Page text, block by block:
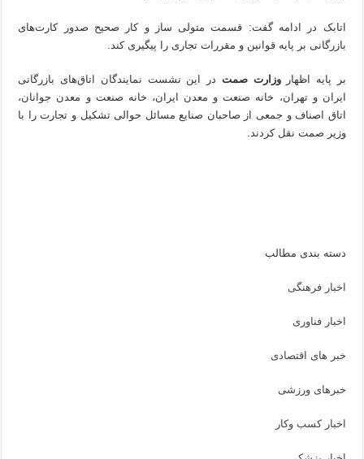
اتابک در ادامه گفت: قسمت متولی ساز و کار صحیح صدور کارت‌های
بازرگانی بر پایه قوانین و مقررات تجاری را پیگیری کند.
بر پایه اظهاروزارت صمت در این نشست نمایندگان اتاق‌های بازرگانی
ایران و تهران، خانه صنعت و معدن ایران، خانه صنعت و معدن جوانان،
اتاق اصناف و جمعی از صاحبان صنایع مسائل حوالی تشکیل و تجارت را با
وزیر صمت نقل کردند.
دسته بندی مطالب
اخبار فرهنگی
اخبار فناوری
خبر های اقتصادی
خبرهای ورزشی
اخبار کسب وکار